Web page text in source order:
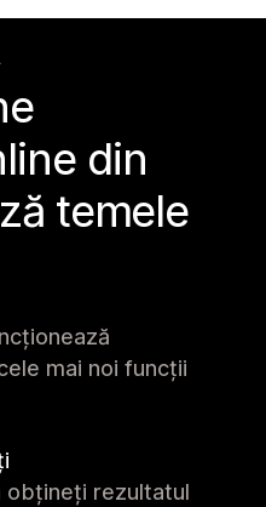
din
temele
mai noi funcții
obțineți rezultatul